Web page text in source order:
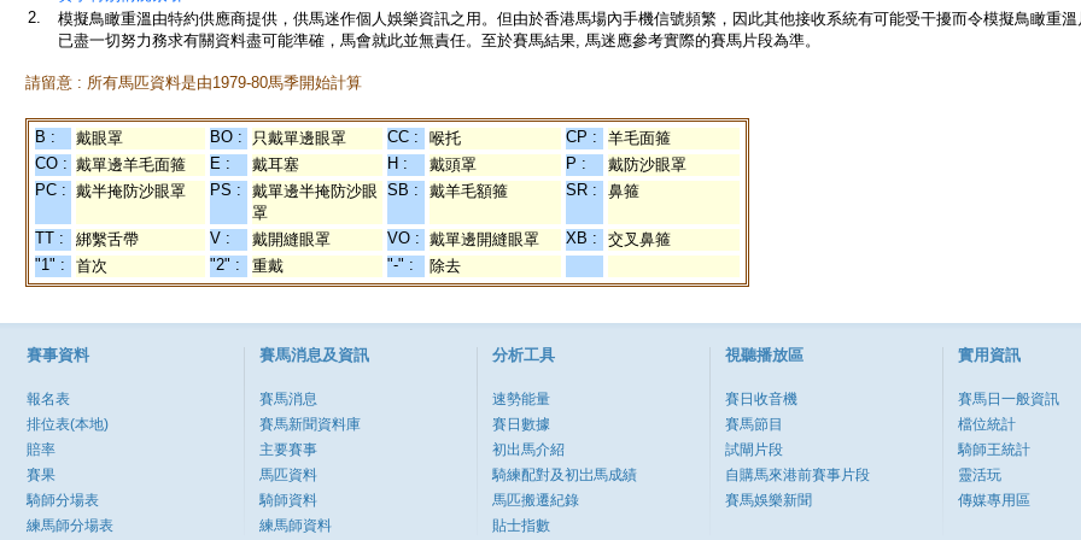
2.
模擬鳥瞰重溫由特約供應商提供，供馬迷作個人娛樂資訊之用。但由於香港馬場內手機信號頻繁，因此其他接收系統有可能受干擾而令模擬鳥瞰重
已盡一切努力務求有關資料盡可能準確，馬會就此並無責任。至於賽馬結果, 馬迷應參考實際的賽馬片段為準。
請留意 : 所有馬匹資料是由1979-80馬季開始計算
B : 戴眼罩 BO : 只戴單邊眼罩 CC : 喉托 CP :
羊毛面箍
CO : 戴單邊羊毛面箍 E : 戴耳塞 H : 戴頭罩 P :
戴防沙眼罩
PC : 戴半掩防沙眼罩 PS :
戴單邊半掩防沙眼
罩
SB : 戴羊毛額箍 SR : 鼻箍
TT : 綁繫舌帶 V : 戴開縫眼罩 VO : 戴單邊開縫眼罩 XB :
交叉鼻箍
"1" :
首次 "2" : 重戴 "-" : 除去
賽事資料
報名表
排位表(本地)
賠率
賽果
騎師分場表
練馬師分場表
賽馬消息及資訊
賽馬消息
賽馬新聞資料庫
主要賽事
馬匹資料
騎師資料
練馬師資料
分析工具
速勢能量
賽日數據
初出馬介紹
騎練配對及初岀馬成績
馬匹搬遷紀錄
貼士指數
視聽播放區
賽日收音機
賽馬節目
試閘片段
自購馬來港前賽事片段
賽馬娛樂新聞
實用資訊
賽馬日一般資訊
檔位統計
騎師王統計
靈活玩
傳媒專用區